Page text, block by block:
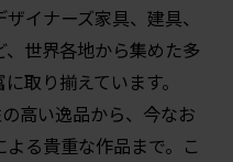
イナーズ家具、建具、
世界各地から集めた多
取り揃えています。
高い逸品から、今なお
る貴重な作品まで。こ